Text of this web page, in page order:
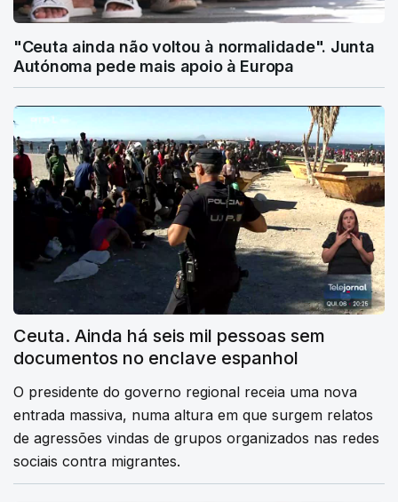
"Ceuta ainda não voltou à normalidade". Junta
Autónoma pede mais apoio à Europa
Ceuta. Ainda há seis mil pessoas sem
documentos no enclave espanhol
O presidente do governo regional receia uma nova
entrada massiva, numa altura em que surgem relatos
de agressões vindas de grupos organizados nas redes
sociais contra migrantes.